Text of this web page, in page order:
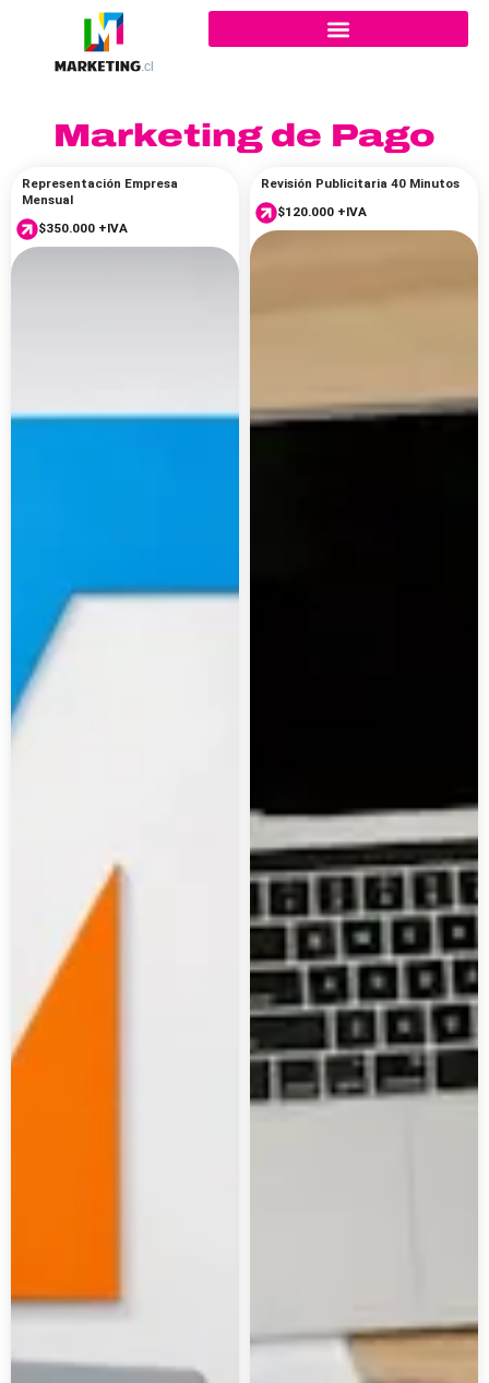
contenido
Marketing de Pago
Representación Empresa
Mensual
$350.000 +IVA
Revisión Publicitaria 40 Minutos
$120.000 +IVA